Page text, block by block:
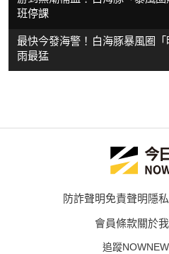
班停課
最快今發海警！白海豚暴風圈
雨最猛
防詐聲明免責聲明隱
會員條款關於
追蹤